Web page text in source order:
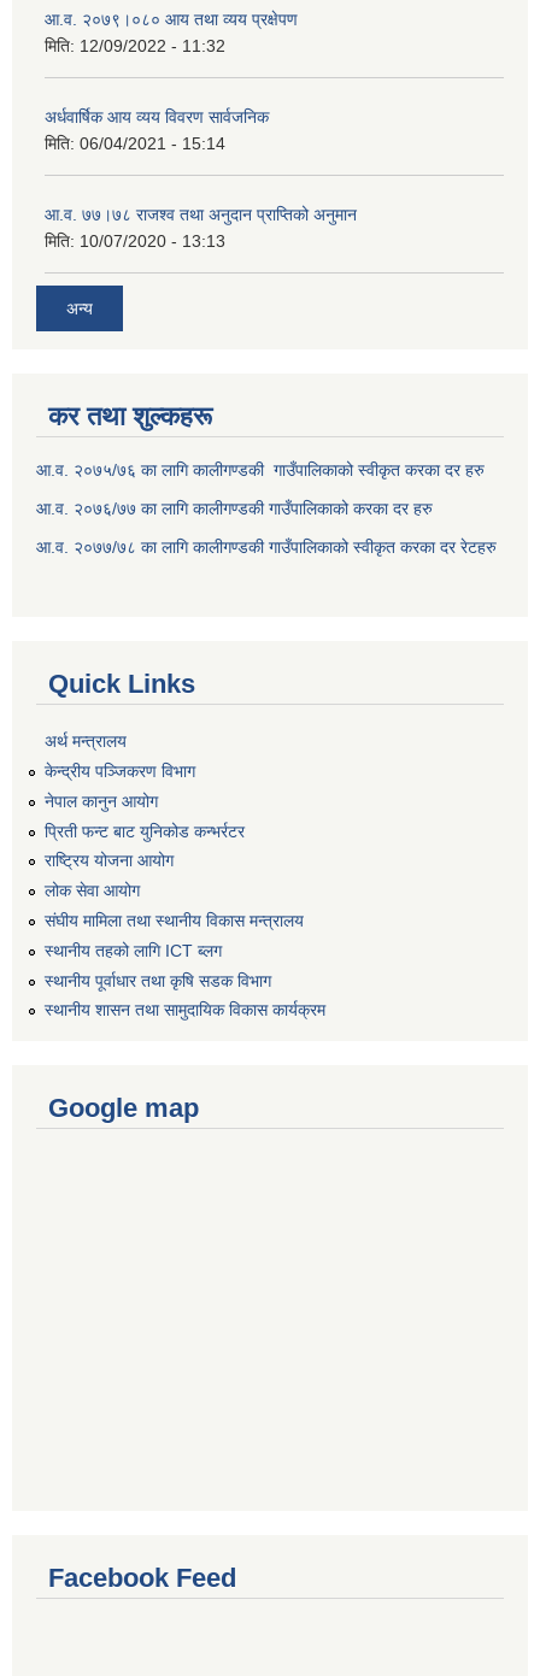
आ.व. २०७९।०८० आय तथा व्यय प्रक्षेपण
मिति: 12/09/2022 - 11:32
अर्धवार्षिक आय व्यय विवरण सार्वजनिक
मिति: 06/04/2021 - 15:14
आ.व. ७७।७८ राजश्व तथा अनुदान प्राप्तिको अनुमान
मिति: 10/07/2020 - 13:13
अन्य
कर तथा शुल्कहरू
आ.व. २०७५/७६ का लागि कालीगण्डकी गाउँपालिकाको स्वीकृत करका दर हरु
आ.व. २०७६/७७ का लागि कालीगण्डकी गाउँपालिकाको करका दर हरु
आ.व. २०७७/७८ का लागि कालीगण्डकी गाउँपालिकाको स्वीकृत करका दर रेटहरु
Quick Links
अर्थ मन्त्रालय
केन्द्रीय पञ्जिकरण विभाग
नेपाल कानुन आयोग
प्रिती फन्ट बाट युनिकोड कन्भर्रटर
राष्ट्रिय योजना आयोग
लोक सेवा आयोग
संघीय मामिला तथा स्थानीय विकास मन्त्रालय
स्थानीय तहको लागि ICT ब्लग
स्थानीय पूर्वाधार तथा कृषि सडक विभाग
स्थानीय शासन तथा सामुदायिक विकास कार्यक्रम
Google map
Facebook Feed